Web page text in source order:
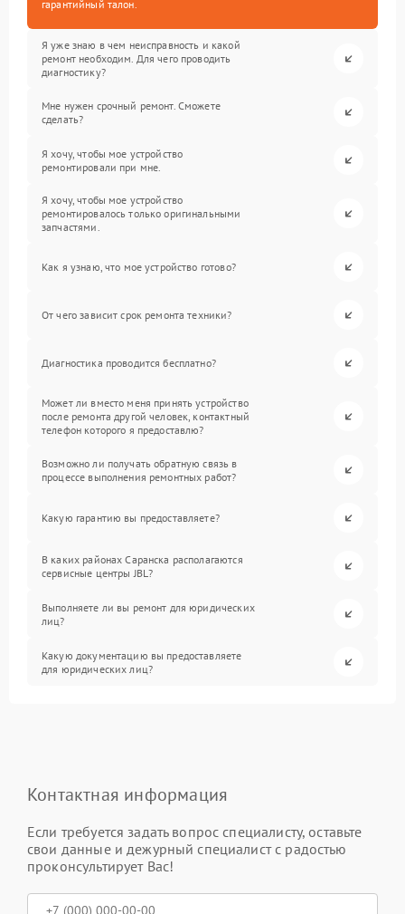
гарантийный талон.
Я уже знаю в чем неисправность и какой
ремонт необходим. Для чего проводить
диагностику?
Мне нужен срочный ремонт. Сможете
сделать?
Я хочу, чтобы мое устройство
ремонтировали при мне.
Я хочу, чтобы мое устройство
ремонтировалось только оригинальными
запчастями.
Как я узнаю, что мое устройство готово?
От чего зависит срок ремонта техники?
Диагностика проводится бесплатно?
Может ли вместо меня принять устройство
после ремонта другой человек, контактный
телефон которого я предоставлю?
Возможно ли получать обратную связь в
процессе выполнения ремонтных работ?
Какую гарантию вы предоставляете?
В каких районах Саранска располагаются
сервисные центры JBL?
Выполняете ли вы ремонт для юридических
лиц?
Какую документацию вы предоставляете
для юридических лиц?
Контактная информация
Если требуется задать вопрос специалисту, оставьте
свои данные и дежурный специалист с радостью
проконсультирует Вас!